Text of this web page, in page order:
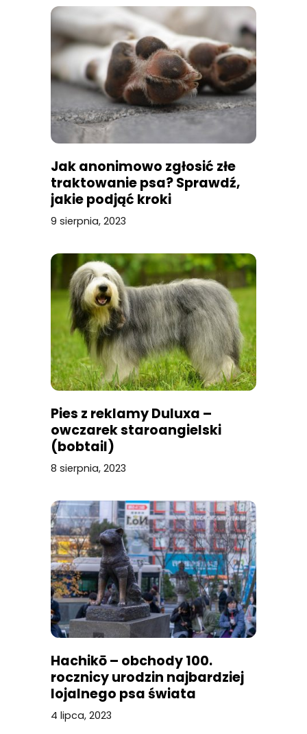
Jak anonimowo zgłosić złe
traktowanie psa? Sprawdź,
jakie podjąć kroki
9 sierpnia, 2023
Pies z reklamy Duluxa –
owczarek staroangielski
(bobtail)
8 sierpnia, 2023
Hachikō – obchody 100.
rocznicy urodzin najbardziej
lojalnego psa świata
4 lipca, 2023